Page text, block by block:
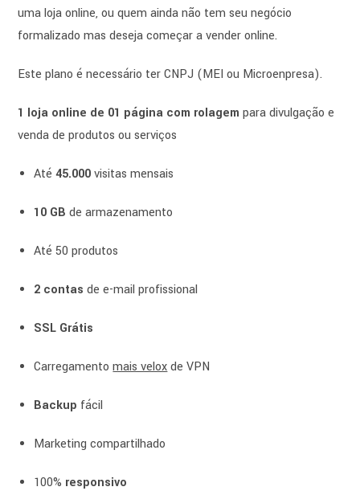
uma loja online, ou quem ainda não tem seu negócio
formalizado mas deseja começar a vender online.
Este plano é necessário ter CNPJ (MEI ou Microenpresa).
1 loja online de 01 página com rolagempara divulgação e
venda de produtos ou serviços
Até45.000visitas mensais
10 GB de armazenamento
Até 50 produtos
2 contas de e-mail profissional
SSL Grátis
Carregamentomais veloxde VPN
Backup fácil
Marketing compartilhado
100% responsivo